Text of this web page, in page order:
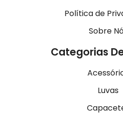
Política de
Sobre
Categorias
Luvas